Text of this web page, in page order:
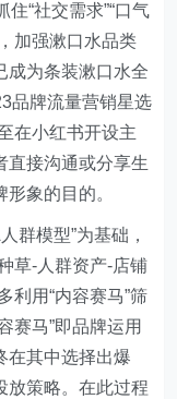
“社交需求”“口气
加强漱口水品类
成为条装漱口水全
品牌流量营销星选
在小红书开设主
直接沟通或分享生
象的目的。
群模型”为基础，
草-人群资产-店铺
利用“内容赛马”筛
赛马”即品牌运用
在其中选择出爆
放策略。在此过程